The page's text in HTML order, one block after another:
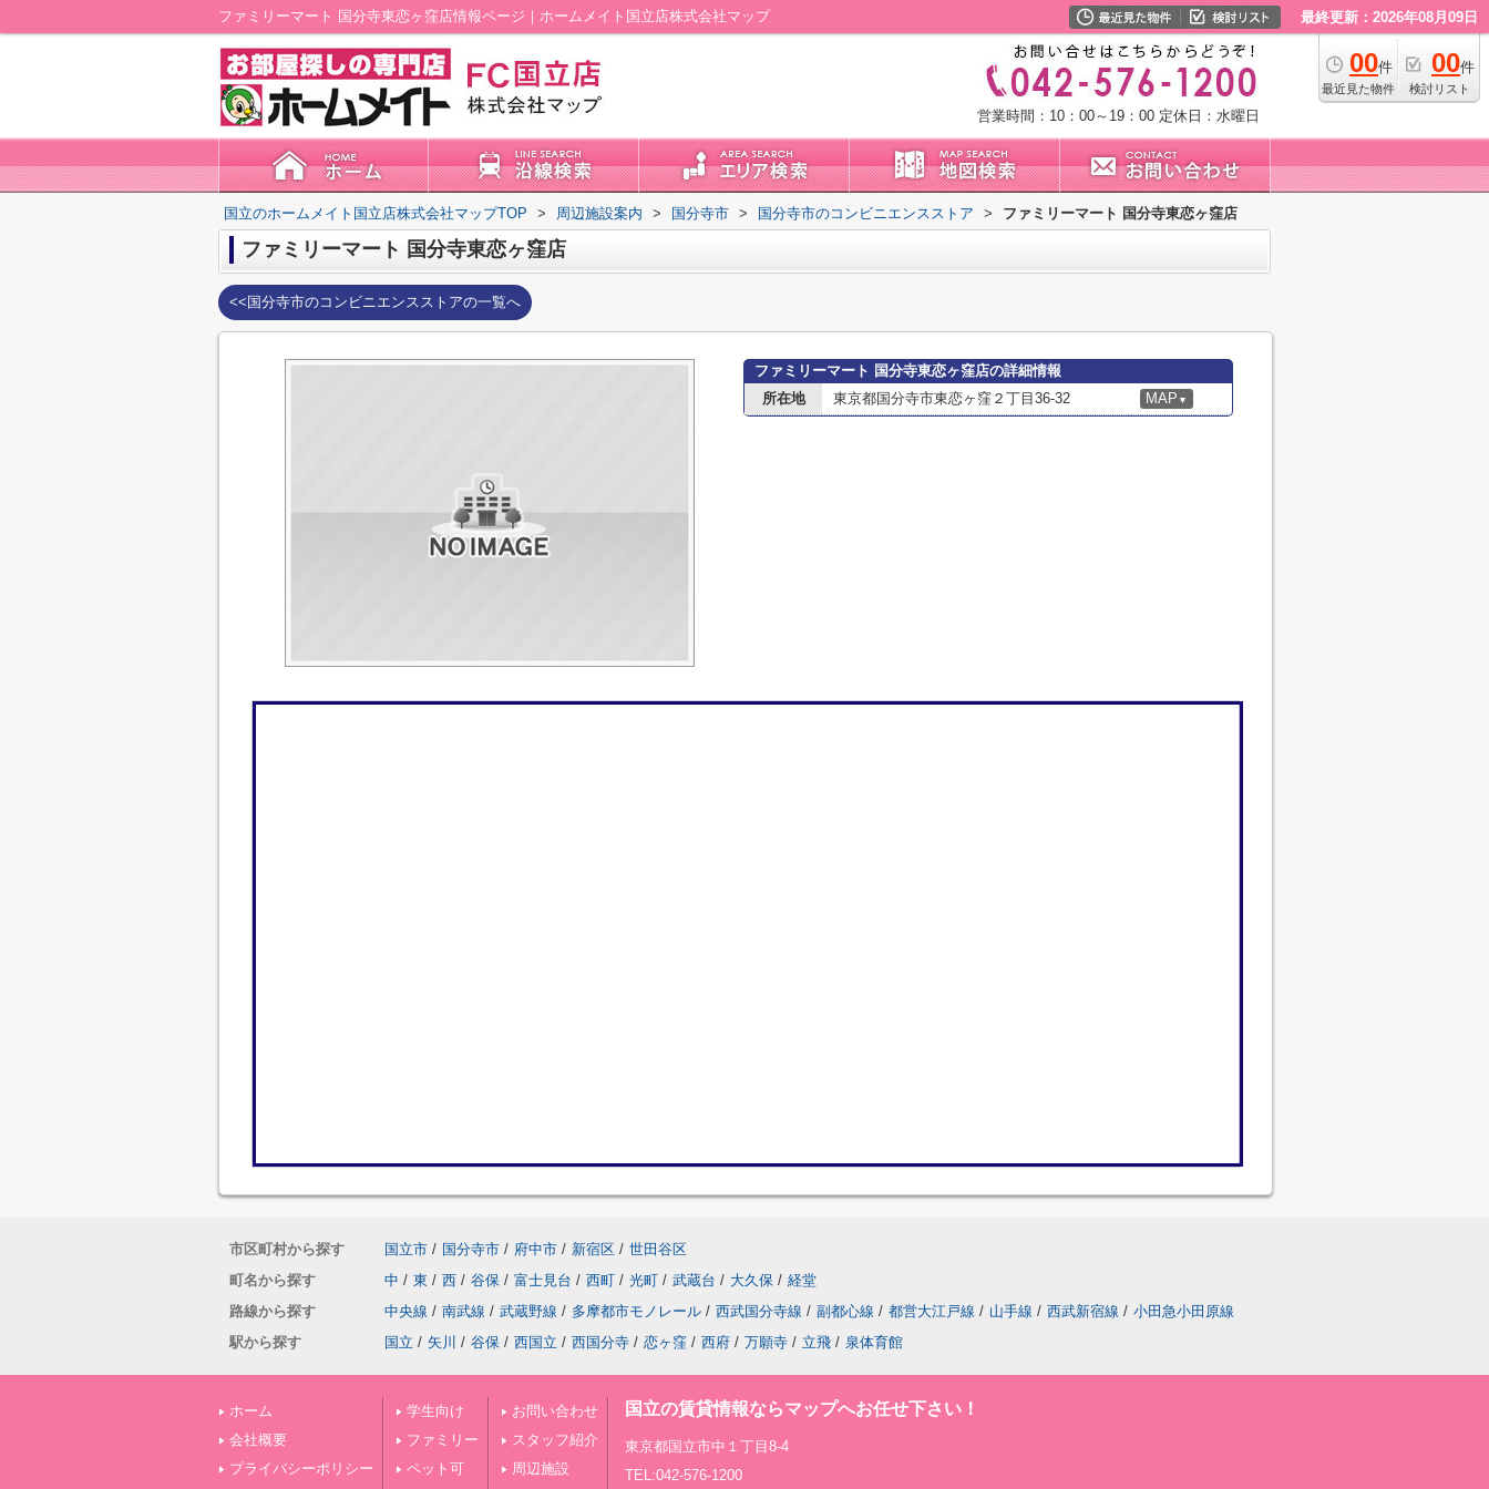
ファミリーマート 国分寺東恋ヶ窪店情報ページ｜ホームメイト国立店株式会社マップ 最終更新：2026年08月09日
00件
最近見た物件
00件
検討リスト
営業時間：10：00～19：00 定休日：水曜日
国立のホームメイト国立店株式会社マップTOP > 周辺施設案内 > 国分寺市 > 国分寺市のコンビニエンスストア > ファミリーマート 国分寺東恋ヶ窪店
ファミリーマート 国分寺東恋ヶ窪店
<<国分寺市のコンビニエンスストアの一覧へ
ファミリーマート 国分寺東恋ヶ窪店の詳細情報
所在地
東京都国分寺市東恋ヶ窪２丁目36-32 MAP ▼
市区町村から探す 国立市 / 国分寺市 / 府中市 / 新宿区 / 世田谷区
町名から探す
中 / 東 / 西 / 谷保 / 富士見台 / 西町 / 光町 / 武蔵台 / 大久保 / 経堂
路線から探す
中央線 / 南武線 / 武蔵野線 / 多摩都市モノレール / 西武国分寺線 / 副都心線 / 都営大江戸線 / 山手線 / 西武新宿線 / 小田急小田原線
駅から探す
国立 / 矢川 / 谷保 / 西国立 / 西国分寺 / 恋ヶ窪 / 西府 / 万願寺 / 立飛 / 泉体育館
ホーム
会社概要
プライバシーポリシー
学生向け
ファミリー
ペット可
お問い合わせ
スタッフ紹介
周辺施設
国立の賃貸情報ならマップへお任せ下さい！
東京都国立市中１丁目8-4
TEL:042-576-1200